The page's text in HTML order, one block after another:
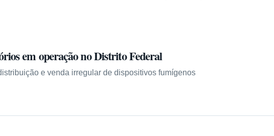
em operação no Distrito Federal
e venda irregular de dispositivos fumígenos